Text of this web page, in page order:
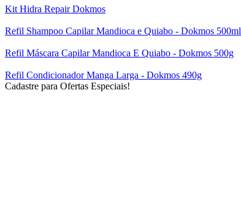
Kit Hidra Repair Dokmos
Refil Shampoo Capilar Mandioca e Quiabo - Dokmos 500ml
Refil Máscara Capilar Mandioca E Quiabo - Dokmos 500g
Refil Condicionador Manga Larga - Dokmos 490g
Cadastre para Ofertas Especiais!